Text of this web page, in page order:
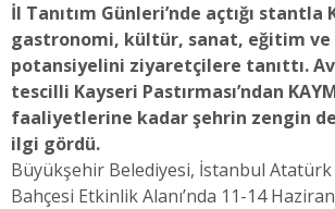
İl Tanıtım Günleri’nde açtığı stantla
gastronomi, kültür, sanat, eğitim
potansiyelini ziyaretçilere tanıttı.
tescilli Kayseri Pastırması’ndan
faaliyetlerine kadar şehrin zengin
ilgi gördü.
Büyükşehir Belediyesi, İstanbul Atatürk
Bahçesi Etkinlik Alanı’nda 11-14